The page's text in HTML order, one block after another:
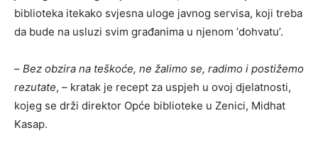
biblioteka itekako svjesna uloge javnog servisa, koji treba
da bude na usluzi svim građanima u njenom ‘dohvatu’.
– Bez obzira na teškoće, ne žalimo se, radimo i postižemo
rezutate, – kratak je recept za uspjeh u ovoj djelatnosti,
kojeg se drži direktor Opće biblioteke u Zenici, Midhat
Kasap.